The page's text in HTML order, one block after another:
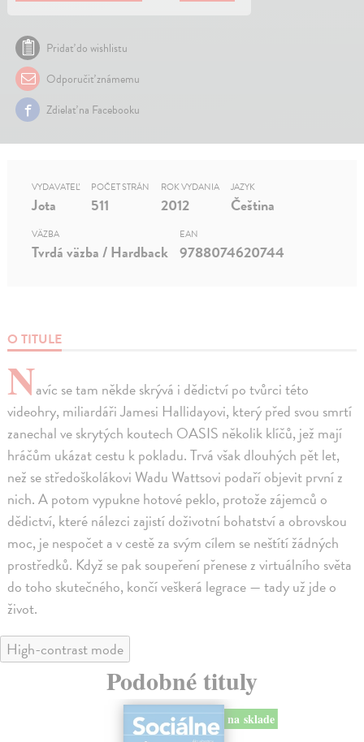
Pridať do wishlistu
Odporučiť známemu
Zdielať na Facebooku
O TITULE
Navíc se tam někde skrývá i dědictví po tvůrci této
videohry, miliardáři Jamesi Hallidayovi, který před svou smrtí
zanechal ve skrytých koutech OASIS několik klíčů, jež mají
hráčům ukázat cestu k pokladu. Trvá však dlouhých pět let,
než se středoškolákovi Wadu Wattsovi podaří objevit první z
nich. A potom vypukne hotové peklo, protože zájemců o
dědictví, které nálezci zajistí doživotní bohatství a obrovskou
moc, je nespočet a v cestě za svým cílem se neštítí žádných
prostředků. Když se pak soupeření přenese z virtuálního světa
do toho skutečného, končí veškerá legrace — tady už jde o
život.
VYDAVATEĽ
Jota
POČET STRÁN
511
ROK VYDANIA
2012
JAZYK
Čeština
VÄZBA
Tvrdá väzba / Hardback
EAN
9788074620744
High-contrast mode
Podobné tituly
na sklade